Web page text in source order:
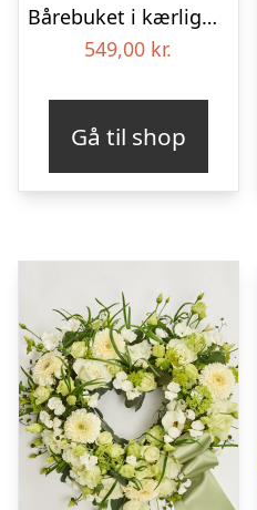
Bårebuket i kærlighedens farver
549,00 kr.
Gå til shop